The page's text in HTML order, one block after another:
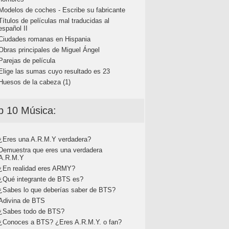
de coches - Escribe su fabricante
de películas mal traducidas al
II
romanas en Hispania
principales de Miguel Ángel
de película
las sumas cuyo resultado es 23
de la cabeza (1)
10 Música:
una A.R.M.Y verdadera?
que eres una verdadera
realidad eres ARMY?
integrante de BTS es?
lo que deberías saber de BTS?
de BTS
todo de BTS?
a BTS? ¿Eres A.R.M.Y. o fan?